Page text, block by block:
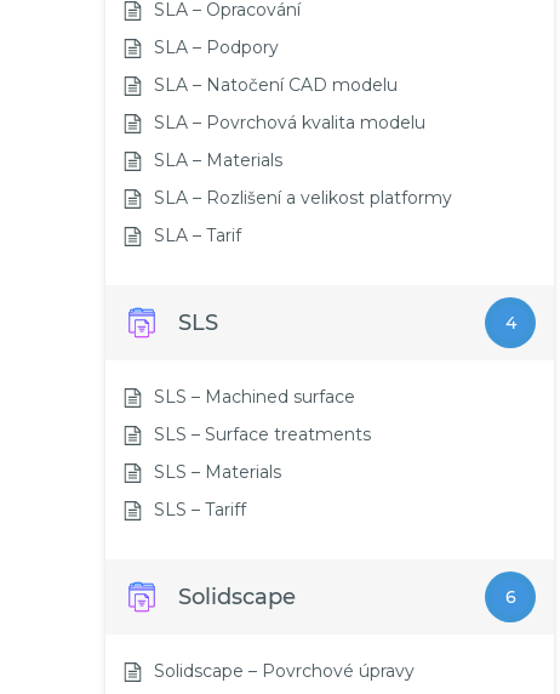
SLA – Opracování
SLA – Podpory
SLA – Natočení CAD modelu
SLA – Povrchová kvalita modelu
SLA – Materials
SLA – Rozlišení a velikost platformy
SLA – Tarif
SLS 4
SLS – Machined surface
SLS – Surface treatments
SLS – Materials
SLS – Tariff
Solidscape 6
Solidscape – Povrchové úpravy